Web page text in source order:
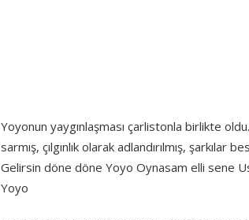
Yoyonun yaygınlaşması çarlistonla birlikte
sarmış, çılgınlık olarak adlandırılmış,
Gelirsin döne döne Yoyo Oynasam elli sene
Yoyo